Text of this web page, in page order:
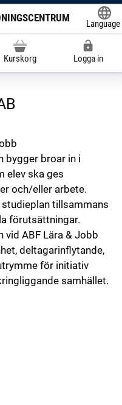
Language
Kurskorg Logga in
bygger broar in i
elev ska ges
och/eller arbete.
tillsammans
förutsättningar.
ABF Lära & Jobb
deltagarinflytande,
för initiativ
samhället.
sida.)